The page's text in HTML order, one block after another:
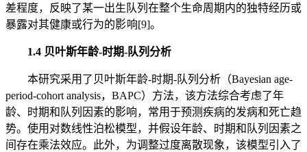
差程度，反映了某一出生队列在整个生命周期内的独特经历或
暴露对其健康或行为的影 响[9]。
1.4 贝叶斯年龄-时期-队列分析
本研究采用了贝叶斯年龄-时期-队列分析（Bayesian age-
period-cohort analysis，BAPC）方法，该方法综合考虑了年
龄、时期和队列因素的影响，常用于预测疾病的发病和死亡趋
势。使用对数线性泊松模型，并假设年龄、时期和队列因素之
间存在乘法效应。此外，为调整过度离散现象，该模型引入了